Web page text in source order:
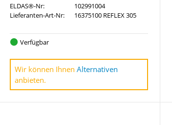
ELDAS®-Nr:
102991004
Lieferanten-Art-Nr:
16375100 REFLEX 305
Verfügbar
Wir können IhnenAlternativen
anbieten.